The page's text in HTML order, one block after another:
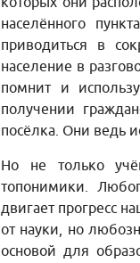
населённого
приводиться в
население в
помнит и
получении
посёлка. Они ведь
Но не только
топонимики.
двигает прогресс
от науки, но
основой для